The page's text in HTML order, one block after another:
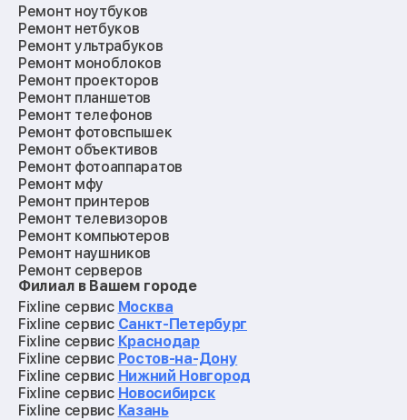
Ремонт ноутбуков
Ремонт нетбуков
Ремонт ультрабуков
Ремонт моноблоков
Ремонт проекторов
Ремонт планшетов
Ремонт телефонов
Ремонт фотовспышек
Ремонт объективов
Ремонт фотоаппаратов
Ремонт мфу
Ремонт принтеров
Ремонт телевизоров
Ремонт компьютеров
Ремонт наушников
Ремонт серверов
Ремонт мониторов
Ремонт квадрокоптеров
Ремонт электросамокатов
Ремонт материнских плат
Ремонт видеокарт
Ремонт кофемашин
Ремонт vr систем
Ремонт игровых приставок
Филиал в Вашем городе
Fixline сервис Москва
Fixline сервис Санкт-Петербург
Fixline сервис Краснодар
Fixline сервис Ростов-на-Дону
Fixline сервис Нижний Новгород
Fixline сервис Новосибирск
Fixline сервис Казань